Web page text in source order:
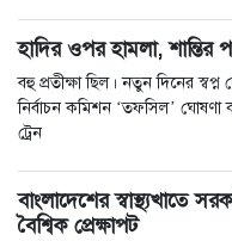
হাদির ওপর হামলা, শান্তির
বহু প্রতীক্ষা ছিল। নতুন দিনের
নির্বাচন কমিশন ‘তফসিল’ ঘোষণা
ট্রেন
বাংলাদেশের স্বাস্থ্যখাতে
বৈশ্বিক প্রেক্ষাপট